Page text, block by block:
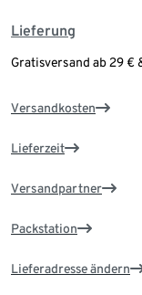
Lieferung
Gratisversand ab 29 €
Versandkosten
Lieferzeit
Versandpartner
Packstation
Lieferadresse ändern